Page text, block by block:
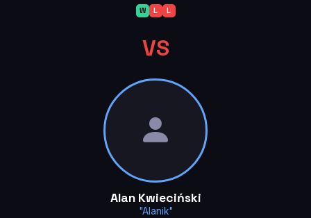
W L L
VS
Alan Kwieciński
"Alanik"